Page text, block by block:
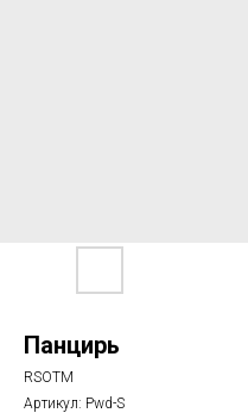
Панцирь
RSOTM
Артикул: Pwd-S